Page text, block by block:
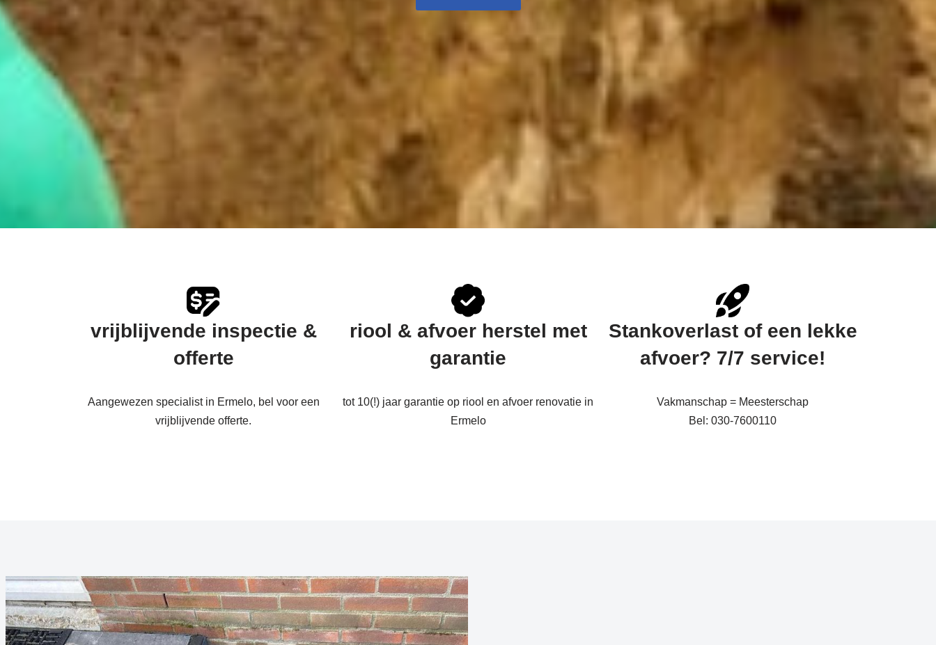
vrijblijvende inspectie &
offerte
Aangewezen specialist in Ermelo, bel voor een
vrijblijvende offerte.
riool & afvoer herstel met
garantie
tot 10(!) jaar garantie op riool en afvoer renovatie in
Ermelo
Stankoverlast of een lekke
afvoer? 7/7 service!
Vakmanschap = Meesterschap
Bel: 030-7600110